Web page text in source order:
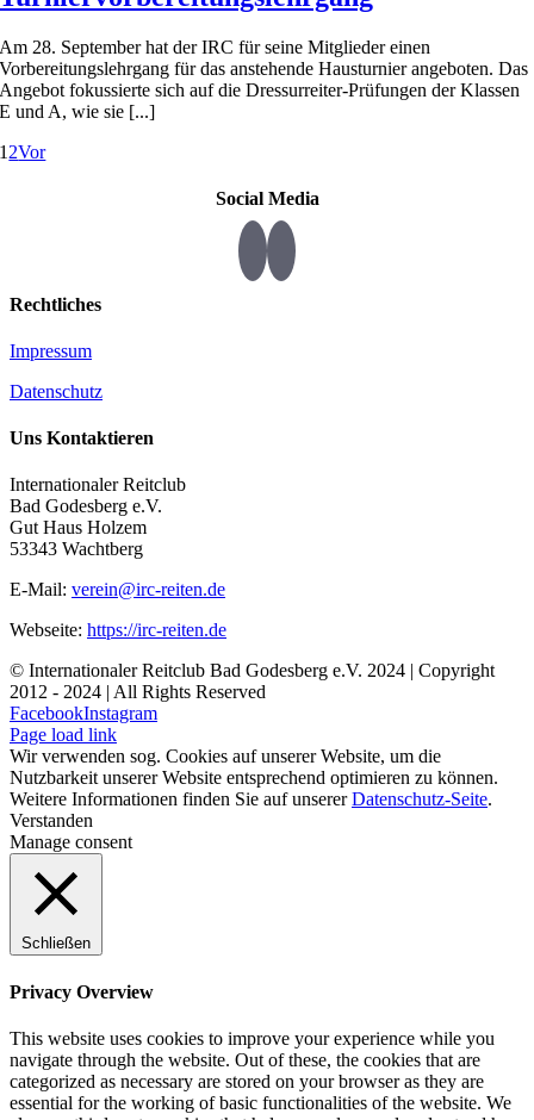
Am 28. September hat der IRC für seine Mitglieder einen
Vorbereitungslehrgang für das anstehende Hausturnier angeboten. Das
Angebot fokussierte sich auf die Dressurreiter-Prüfungen der Klassen
E und A, wie sie [...]
1 2Vor
Social Media
Rechtliches
Impressum
Datenschutz
Uns Kontaktieren
Internationaler Reitclub
Bad Godesberg e.V.
Gut Haus Holzem
53343 Wachtberg
E-Mail: verein@irc-reiten.de
Webseite: https://irc-reiten.de
© Internationaler Reitclub Bad Godesberg e.V. 2024 | Copyright
2012 - 2024 | All Rights Reserved
FacebookInstagram
Page load link
Wir verwenden sog. Cookies auf unserer Website, um die
Nutzbarkeit unserer Website entsprechend optimieren zu können.
Weitere Informationen finden Sie auf unsererDatenschutz-Seite.
Verstanden
Manage consent
Schließen
Privacy Overview
This website uses cookies to improve your experience while you
navigate through the website. Out of these, the cookies that are
categorized as necessary are stored on your browser as they are
essential for the working of basic functionalities of the website. We